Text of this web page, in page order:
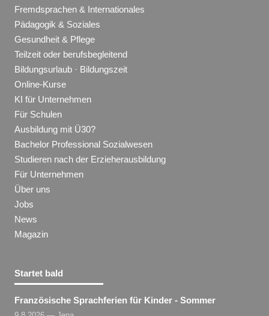
Fremdsprachen & Internationales
Pädagogik & Soziales
Gesundheit & Pflege
Teilzeit oder berufsbegleitend
Bildungsurlaub · Bildungszeit
Online-Kurse
KI für Unternehmen
Für Schulen
Ausbildung mit Ü30?
Bachelor Professional Sozialwesen
Studieren nach der Erzieherausbildung
Für Unternehmen
Über uns
Jobs
News
Magazin
Startet bald
Französische Sprachferien für Kinder - Sommer